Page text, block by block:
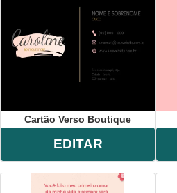
Cartão Verso Boutique
EDITAR